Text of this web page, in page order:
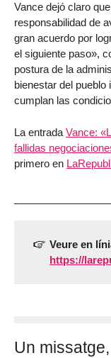
Vance dejó claro
responsabilidad de
gran acuerdo por
el siguiente paso»,
postura de la
bienestar del
cumplan las
La entrada Vance:
fallidas
primero en
Veure en
https://
Un